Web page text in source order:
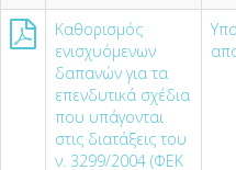
Καθορισμός
ενισχυόμενων
δαπανών για τα
επενδυτικά σχέδια
που υπάγονται
στις διατάξεις του
ν. 3299/2004 (ΦΕΚ